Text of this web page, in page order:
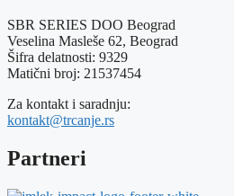
SBR SERIES DOO Beograd
Veselina Masleše 62, Beograd
Šifra delatnosti: 9329
Matični broj: 21537454
Za kontakt i saradnju:
kontakt@trcanje.rs
Partneri